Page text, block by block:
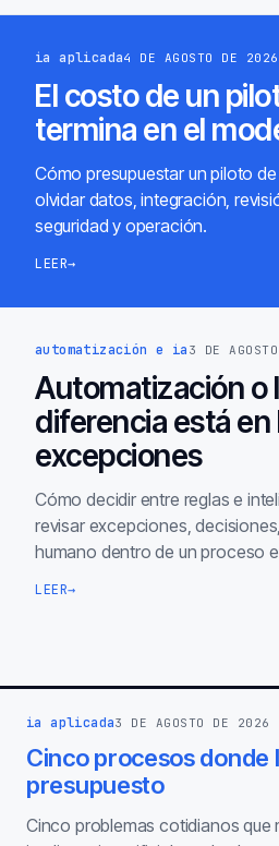
ia aplicada4 DE AGOSTO DE 2026
El costo de un
termina en el
Cómo presupuestar un piloto
olvidar datos, integración,
seguridad y operación.
LEER→
automatización e ia 3 DE
Automatización o
diferencia está en
excepciones
Cómo decidir entre reglas e
revisar excepciones,
humano dentro de un proceso
LEER→
ia aplicada3 DE AGOSTO DE 2026
Cinco procesos donde
presupuesto
Cinco problemas cotidianos que